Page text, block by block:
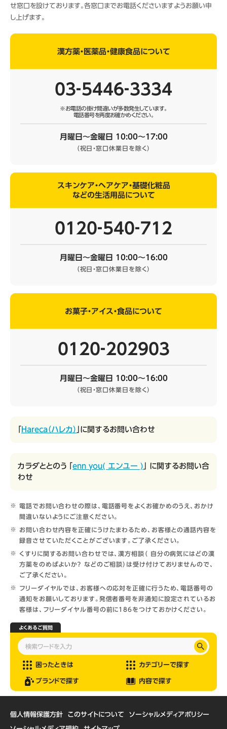
せ窓口を設けております。各窓口までお電話くださいますようお願い申
し上げます。
漢方薬・医薬品・健康食品について
03‐5446‐3334
※お電話の掛け間違いが多数発生しています。
電話番号を再度お確かめください。
月曜日～金曜日 10:00～17:00
（祝日・窓口休業日を除く）
スキンケア・ヘアケア・基礎化粧品
などの生活用品について
0120‐540‐712
月曜日～金曜日 10:00～16:00
（祝日・窓口休業日を除く）
お菓子・アイス・食品について
0120‐202903
月曜日～金曜日 10:00～16:00
（祝日・窓口休業日を除く）
Hareca（ハレカ） 」に関するお問い合わせ
カラダととのう 「 enn you( エンユー ) 」 に関するお問い合
わせ
電話でお問い合わせの際は、電話番号をよくお確かめのうえ、おかけ
間違いないようにご注意ください。
お問い合わせ内容を正確にうけたまわるため、お客様との通話内容を
録音させていただくことがございます。ご了承ください。
くすりに関するお問い合わせでは、漢方相談（ 自分の病気にはどの漢
方薬をのめばよいか？ などのご相談）は受け付けておりませんので、
ご了承ください。
フリーダイヤルでは、お客様への応対を正確に行うため、電話番号の
通知をお願いしております。発信者番号を非通知に設定されているお
客様は、フリーダイヤル番号の前に186をつけておかけください。
よくあるご質問
困ったときは カテゴリーで探す
ブランドで探す 内容で探す
個人情報保護方針 このサイトについて ソーシャルメディアポリシー